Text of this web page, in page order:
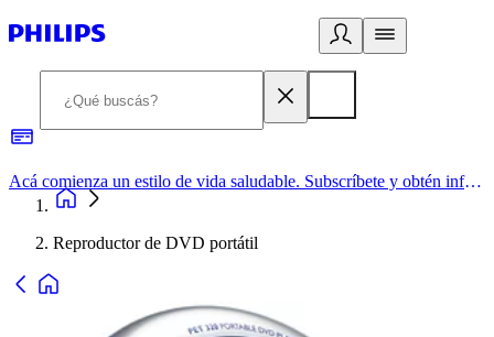
Acá comienza un estilo de vida saludable. Subscríbete y obtén información de primera mano
Reproductor de DVD portátil